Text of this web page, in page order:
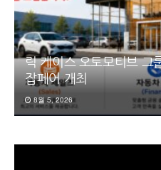
릭 케이스 오토모티브 그
잡페어 개최
8월 5, 2026